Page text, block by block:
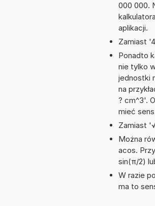
000 000.
aplikacji.
Zamiast
Ponadto
nie tylko
jednostki
na
? cm^3'.
mieć
Zamiast
Można
acos.
sin(π/2)
W razie
ma to